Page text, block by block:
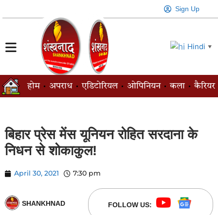
Sign Up
Hindi ▼
होम अपराध एडिटोरियल ओपिनियन कला कैरियर
बिहार प्रेस मेंस यूनियन रोहित सरदाना के
निधन से शोकाकुल!
April 30, 2021 7:30 pm
SHANKHNAD FOLLOW US: